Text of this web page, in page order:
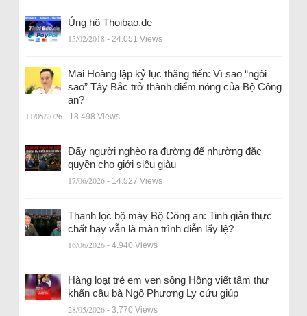
Ủng hộ Thoibao.de
15/02/2018 - 24.051 Views
Mai Hoàng lập kỷ lục thăng tiến: Vì sao “ngôi
sao” Tây Bắc trở thành điểm nóng của Bộ Công
an?
11/05/2026 - 18.498 Views
Đẩy người nghèo ra đường để nhường đặc
quyền cho giới siêu giàu
17/06/2026 - 14.527 Views
Thanh lọc bộ máy Bộ Công an: Tinh giản thực
chất hay vẫn là màn trình diễn lấy lệ?
16/06/2026 - 4.940 Views
Hàng loạt trẻ em ven sông Hồng viết tâm thư
khẩn cầu bà Ngô Phương Ly cứu giúp
28/05/2026 - 3.770 Views